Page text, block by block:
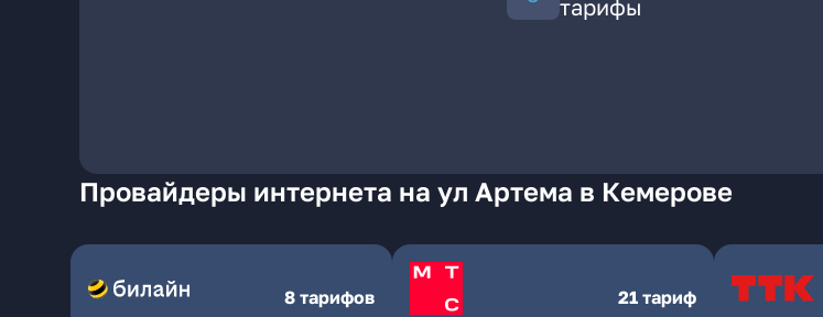
тарифы
Провайдеры интернета на ул Артема в Кемерове
8 тарифов 21 тариф